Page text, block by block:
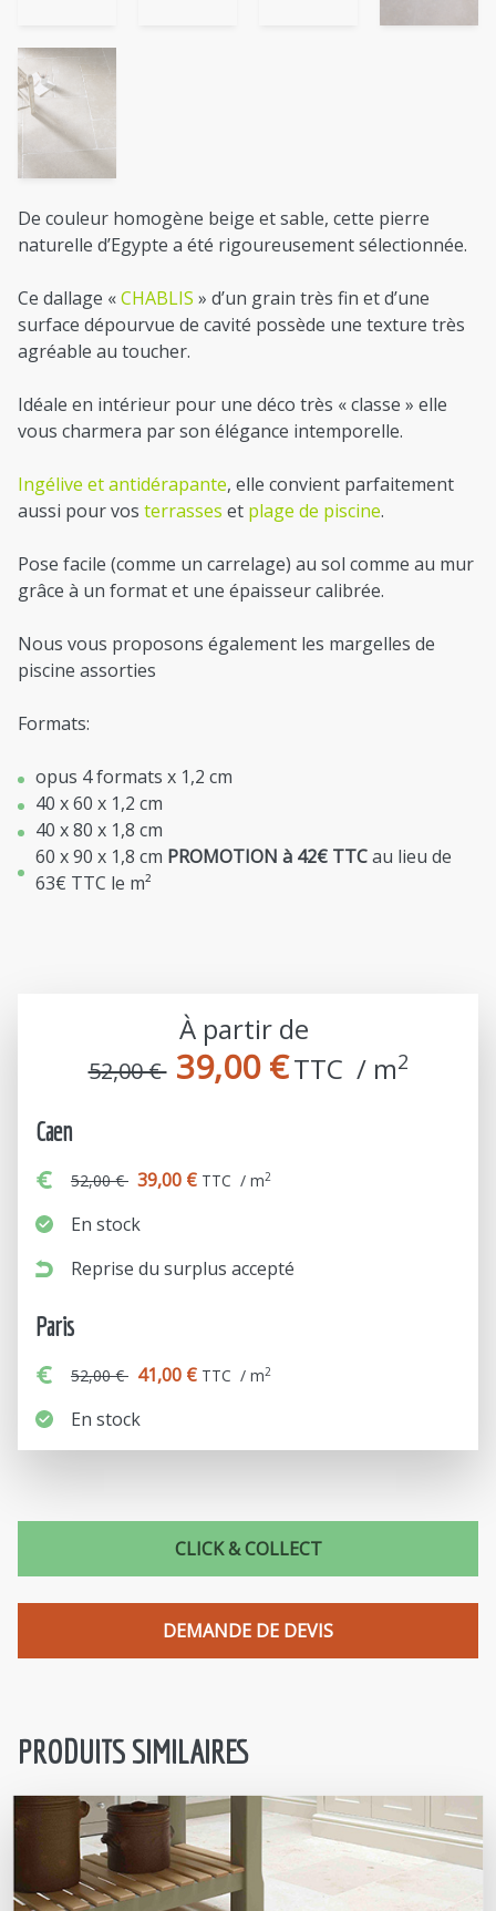
De couleur homogène beige et sable, cette pierre
naturelle d’Egypte a été rigoureusement sélectionnée.
Ce dallage «CHABLIS » d’un grain très fin et d’une
surface dépourvue de cavité possède une texture très
agréable au toucher.
Idéale en intérieur pour une déco très « classe » elle
vous charmera par son élégance intemporelle.
Ingélive et antidérapante, elle convient parfaitement
aussi pour vos terrasses et plage de piscine.
Pose facile (comme un carrelage) au sol comme au mur
grâce à un format et une épaisseur calibrée.
Nous vous proposons également les margelles de
piscine assorties
Formats:
opus 4 formats x 1,2 cm
40 x 60 x 1,2 cm
40 x 80 x 1,8 cm
60 x 90 x 1,8 cm PROMOTION à 42€ TTCau lieu de
63€ TTC le m²
À partir de
52,00 € 39,00 €TTC  / m2
Caen
52,00 € 39,00 € TTC / m2
En stock
Reprise du surplus accepté
Paris
52,00 € 41,00 € TTC / m2
En stock
CLICK & COLLECT
DEMANDE DE DEVIS
PRODUITS SIMILAIRES